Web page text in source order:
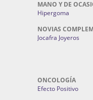
MANO Y DE
Hipergoma
NOVIAS
Jocafra Joyeros
ONCOLOGÍA
Efecto Positivo